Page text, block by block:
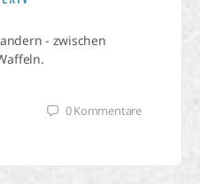
- zwischen
0Kommentare
den